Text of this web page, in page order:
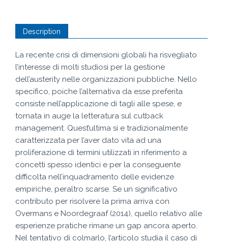
Description
La recente crisi di dimensioni globali ha risvegliato
l’interesse di molti studiosi per la gestione
dell’austerity nelle organizzazioni pubbliche. Nello
specifico, poiche l’alternativa da esse preferita
consiste nell’applicazione di tagli alle spese, e
tornata in auge la letteratura sul cutback
management. Quest’ultima si e tradizionalmente
caratterizzata per l’aver dato vita ad una
proliferazione di termini utilizzati in riferimento a
concetti spesso identici e per la conseguente
difficolta nell’inquadramento delle evidenze
empiriche, peraltro scarse. Se un significativo
contributo per risolvere la prima arriva con
Overmans e Noordegraaf (2014), quello relativo alle
esperienze pratiche rimane un gap ancora aperto.
Nel tentativo di colmarlo, l’articolo studia il caso di